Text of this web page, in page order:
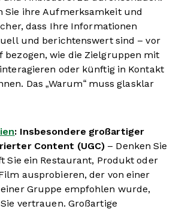
Sie ihre Aufmerksamkeit und
dass Ihre Informationen
und berichtenswert sind – vor
bezogen, wie die Zielgruppen mit
oder künftig in Kontakt
Das „Warum“ muss glasklar
: Insbesondere großartiger
Content (UGC) – Denken Sie
Sie ein Restaurant, Produkt oder
ausprobieren, der von einer
Gruppe empfohlen wurde,
vertrauen. Großartige